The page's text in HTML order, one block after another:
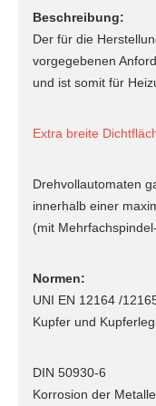
Beschreibung:
Der für die
vorgegebenen
und ist somit für
Extra breite
Drehvollautomaten
innerhalb einer
(mit
Normen:
UNI EN 12164 /
Kupfer und
DIN 50930-6
Korrosion der